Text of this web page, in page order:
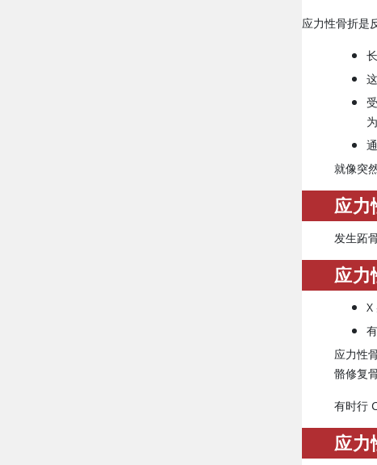
应力性骨折是
就像突
应力
发生跖
应力
X
应力性
骼修复
有时行
应力